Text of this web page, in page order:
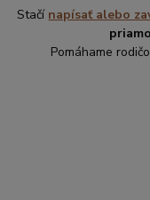
Stačí napísať alebo
Pomáhame